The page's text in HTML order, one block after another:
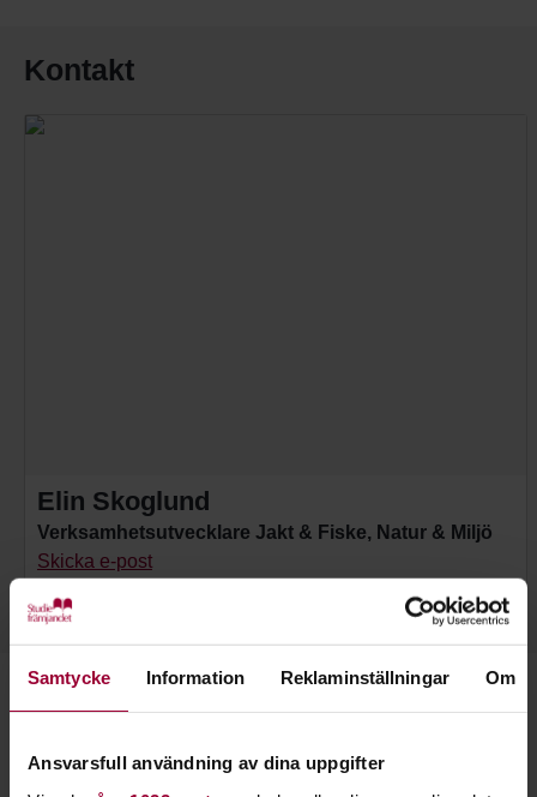
Samtycke Information Reklaminställningar Om
Ansvarsfull användning av dina uppgifter
Kontakt
Elin Skoglund
Verksamhetsutvecklare Jakt & Fiske, Natur & Miljö
Skicka e-post
Starta en studiecirkel!
Lär dig tillsammans med andra genom att starta en
studiecirkel hos Studiefrämjandet.